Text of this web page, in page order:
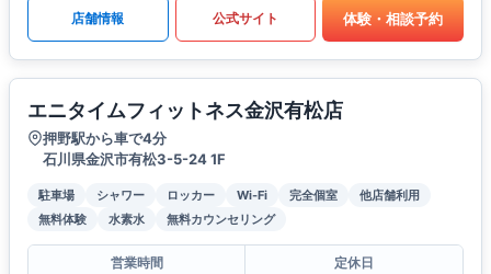
店舗情報 公式サイト 体験・相談予約
エニタイムフィットネス金沢有松店
押野駅から車で4分
石川県金沢市有松3-5-24 1F
駐車場 シャワー ロッカー Wi-Fi 完全個室
他店舗利用
無料体験
水素水 無料カウンセリング
営業時間
定休日